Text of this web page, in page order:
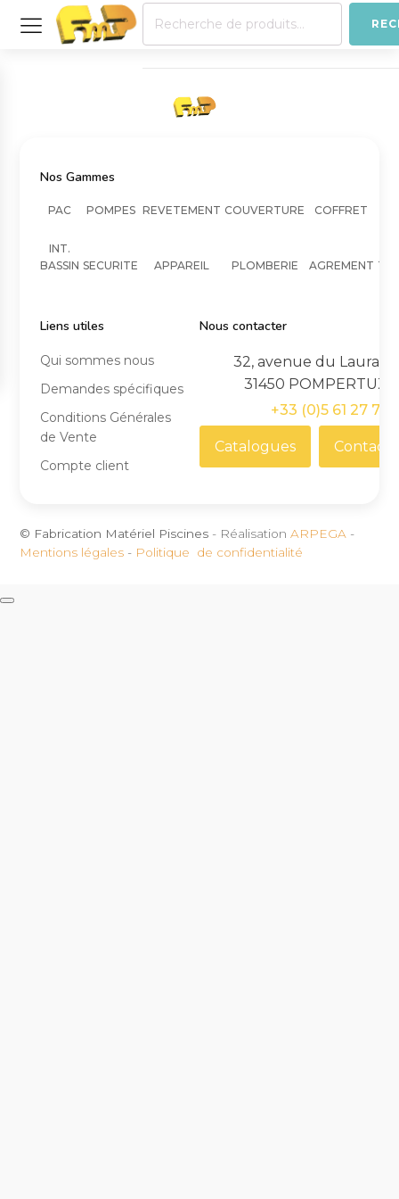
Recherche
Nos Gammes
PAC POMPES REVETEMENT COUVERTURE COFFRET
INT.
BASSIN SECURITE APPAREIL PLOMBERIE AGREMENT
Liens utiles
Qui sommes nous
Demandes spécifiques
Conditions Générales
de Vente
Compte client
Nous contacter
32, avenue du
31450
+33 (0)5 61 27 71
Catalogues Contact
© Fabrication Matériel Piscines - RéalisationARPEGA -
Mentions légales - Politique de confidentialité